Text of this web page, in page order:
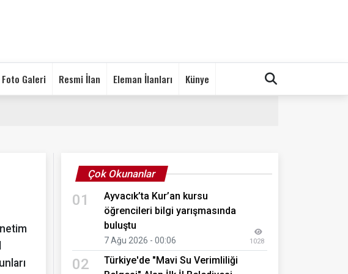
Foto Galeri Resmi İlan Eleman İlanları Künye
Çok Okunanlar
01
Ayvacık’ta Kur’an kursu
öğrencileri bilgi yarışmasında
buluştu
7 Ağu 2026 - 00:06 1028
02
Türkiye'de "Mavi Su Verimliliği